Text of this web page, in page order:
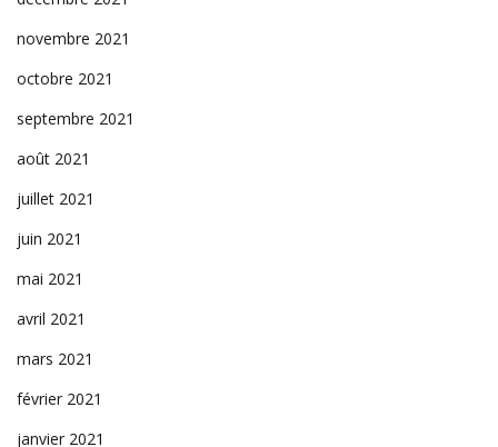
novembre 2021
octobre 2021
septembre 2021
août 2021
juillet 2021
juin 2021
mai 2021
avril 2021
mars 2021
février 2021
janvier 2021